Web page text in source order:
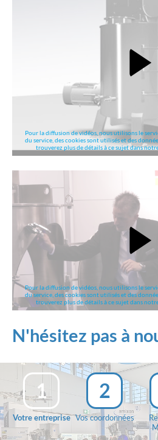
Pour la diffusion de vidéos, nous utilisons le
du service, des cookies sont utilisés et des
trouverez plus de détails à ce sujet dans
Pour la diffusion de vidéos, nous utilisons le
du service, des cookies sont utilisés et des
trouverez plus de détails à ce sujet dans
N'hésitez pas à
1
Votre entreprise
2
Vos coordonnées